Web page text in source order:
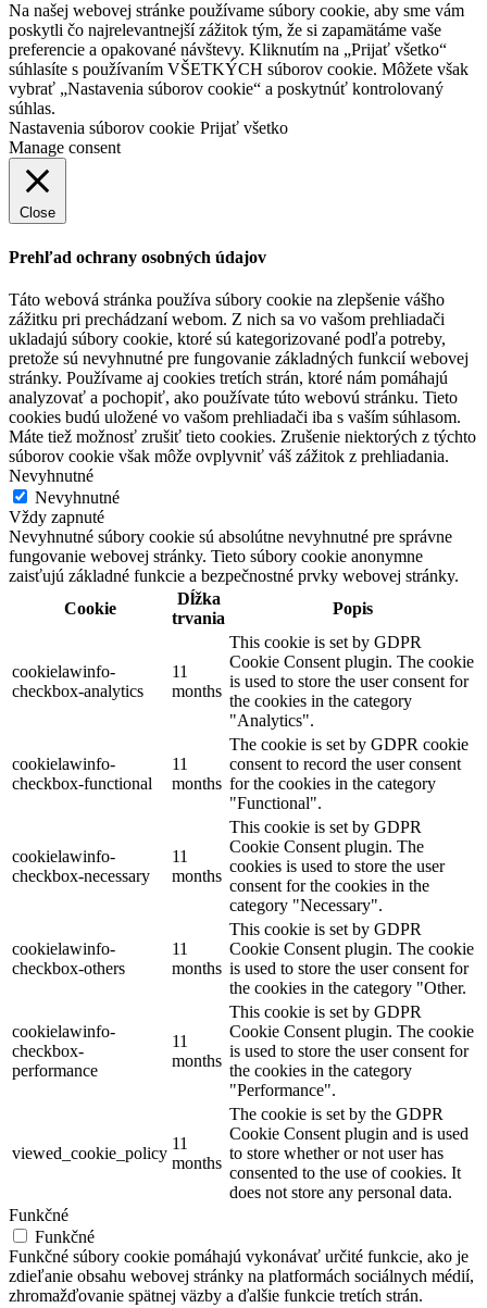
Na našej webovej stránke používame súbory cookie, aby sme vám
poskytli čo najrelevantnejší zážitok tým, že si zapamätáme vaše
preferencie a opakované návštevy. Kliknutím na „Prijať všetko“
súhlasíte s používaním VŠETKÝCH súborov cookie. Môžete však
vybrať „Nastavenia súborov cookie“ a poskytnúť kontrolovaný
súhlas.
Nastavenia súborov cookie Prijať všetko
Manage consent
Close
Prehľad ochrany osobných údajov
Táto webová stránka používa súbory cookie na zlepšenie vášho
zážitku pri prechádzaní webom. Z nich sa vo vašom prehliadači
ukladajú súbory cookie, ktoré sú kategorizované podľa potreby,
pretože sú nevyhnutné pre fungovanie základných funkcií webovej
stránky. Používame aj cookies tretích strán, ktoré nám pomáhajú
analyzovať a pochopiť, ako používate túto webovú stránku. Tieto
cookies budú uložené vo vašom prehliadači iba s vaším súhlasom.
Máte tiež možnosť zrušiť tieto cookies. Zrušenie niektorých z týchto
súborov cookie však môže ovplyvniť váš zážitok z prehliadania.
Nevyhnutné
Nevyhnutné
Vždy zapnuté
Nevyhnutné súbory cookie sú absolútne nevyhnutné pre správne
fungovanie webovej stránky. Tieto súbory cookie anonymne
zaisťujú základné funkcie a bezpečnostné prvky webovej stránky.
Cookie
Dĺžka
trvania
Popis
cookielawinfo-
checkbox-analytics
11
months
This cookie is set by GDPR
Cookie Consent plugin. The cookie
is used to store the user consent for
the cookies in the category
"Analytics".
cookielawinfo-
checkbox-functional
11
months
The cookie is set by GDPR cookie
consent to record the user consent
for the cookies in the category
"Functional".
cookielawinfo-
checkbox-necessary
11
months
This cookie is set by GDPR
Cookie Consent plugin. The
cookies is used to store the user
consent for the cookies in the
category "Necessary".
cookielawinfo-
checkbox-others
11
months
This cookie is set by GDPR
Cookie Consent plugin. The cookie
is used to store the user consent for
the cookies in the category "Other.
cookielawinfo-
checkbox-
performance
11
months
This cookie is set by GDPR
Cookie Consent plugin. The cookie
is used to store the user consent for
the cookies in the category
"Performance".
viewed_cookie_policy
11
months
The cookie is set by the GDPR
Cookie Consent plugin and is used
to store whether or not user has
consented to the use of cookies. It
does not store any personal data.
Funkčné
Funkčné
Funkčné súbory cookie pomáhajú vykonávať určité funkcie, ako je
zdieľanie obsahu webovej stránky na platformách sociálnych médií,
zhromažďovanie spätnej väzby a ďalšie funkcie tretích strán.